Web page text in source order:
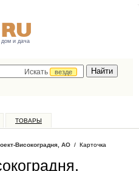
дом и дача
Искать
везде
ТОВАРЫ
Високоградня, АО / Карточка